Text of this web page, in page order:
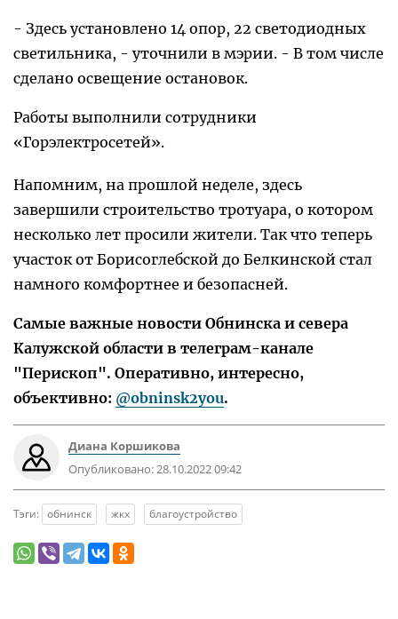
- Здесь установлено 14 опор, 22 светодиодных
светильника, - уточнили в мэрии. - В том числе
сделано освещение остановок.
Работы выполнили сотрудники
«Горэлектросетей».
Напомним, на прошлой неделе, здесь
завершили строительство тротуара, о котором
несколько лет просили жители. Так что теперь
участок от Борисоглебской до Белкинской стал
намного комфортнее и безопасней.
Самые важные новости Обнинска и севера
Калужской области в телеграм-канале
"Перископ". Оперативно, интересно,
объективно: @obninsk2you.
Диана Коршикова
Опубликовано:28.10.2022 09:42
Тэги: обнинск жкх благоустройство